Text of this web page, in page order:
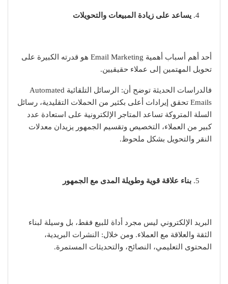
يساعد على زيادة المبيعات والتحويلات
أحد أهم أسباب أهمية Email Marketing هو قدرته الكبيرة على
تحويل المهتمين إلى عملاء حقيقيين.
فالدراسات الحديثة توضح أن: الرسائل التلقائية Automated
Emails تحقق إيرادات أعلى بكثير من الحملات التقليدية، رسائل
السلة المتروكة تساعد المتاجر الإلكترونية على استعادة عدد
كبير من العملاء، التخصيص وتقسيم الجمهور يزيدان معدلات
النقر والتحويل بشكل ملحوظ.
بناء علاقة قوية وطويلة المدى مع الجمهور
البريد الإلكتروني ليس مجرد أداة للبيع فقط، بل وسيلة لبناء
الثقة والعلاقة مع العملاء. ومن خلال: النشرات البريدية،
المحتوى التعليمي، النصائح، والتحديثات المستمرة.